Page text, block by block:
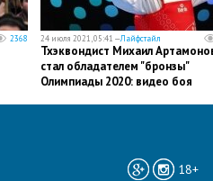
2368 24 июля 2021, 05:41 —Лайфстайл
Тхэквондист Михаил
стал обладателем "бронзы"
Олимпиады 2020: видео боя
18+